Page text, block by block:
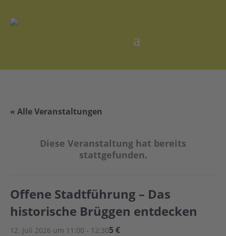
« Alle Veranstaltungen
Diese Veranstaltung hat bereits
stattgefunden.
Offene Stadtführung – Das
historische Brüggen entdecken
12. Juli 2026 um 11:00 - 12:305 €